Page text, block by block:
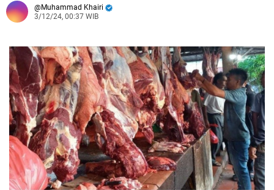
Muhammad Khairi
3/12/24, 00:37 WIB